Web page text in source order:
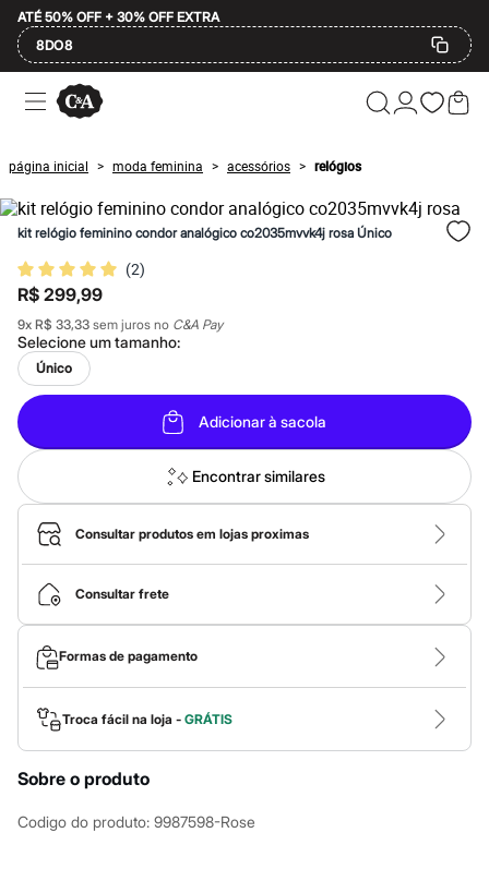
ATÉ 50% OFF + 30% OFF EXTRA
8DO8
Ofertas
Compre por Departamento
Masculino
Infantil
Calçados
Mindse7
Plus Size
2 calçados por R$189
2 peças por R$199
3 lingeries por R$99
3 itens de beleza por R$129
Até 20% off
Até 40% off
Até 60% off
A partir de 60% off
Feminino
Em alta
Inverno
Alfaiataria
Novidades
Roupas
Blusas e Camisetas
Básicos
Calças
Casacos e Jaquetas
Jeans
Macacões
Saias
Shorts e Bermudas
Vestidos
Acessórios
Bolsas
Bonés e Chapéus
Bijoux
Cintos
Relógios
página inicial > moda feminina > acessórios > relógios
kit relógio feminino condor analógico co2035mvvk4j rosa Único
(2)
R$ 299,99
9x R$ 33,33 sem juros no C&A Pay
Selecione umtamanho:
Único
Adicionar à sacola
Encontrar similares
Consultar produtos em lojas proximas
Consultar frete
Formas de pagamento
Troca fácil na loja - GRÁTIS
Sobre o produto
Codigo do produto: 9987598-Rose